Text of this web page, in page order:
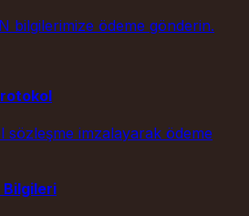
bilgilerimize ödeme gönderin.
sözleşme imzalayarak ödeme
Bilgileri